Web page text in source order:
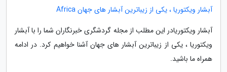
آبشار ویکتوریا ، یکی از زیباترین آبشار های جهان Africa
آبشار ویکتوریادر این مطلب از مجله گردشگری خبرنگاران شما را با آبشار
ویکتوریا ، یکی از زیباترین آبشار های جهان آشنا خواهیم کرد. در ادامه
همراه ما باشید.